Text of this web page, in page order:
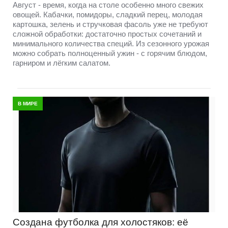
Август - время, когда на столе особенно много свежих
овощей. Кабачки, помидоры, сладкий перец, молодая
картошка, зелень и стручковая фасоль уже не требуют
сложной обработки: достаточно простых сочетаний и
минимального количества специй. Из сезонного урожая
можно собрать полноценный ужин - с горячим блюдом,
гарниром и лёгким салатом.
В МИРЕ
Создана футболка для холостяков: её